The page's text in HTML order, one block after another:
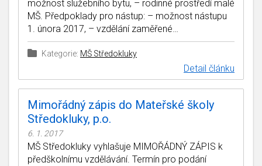
možnost služebního bytu, – rodinné prostředí malé
MŠ. Předpoklady pro nástup: – možnost nástupu
1. února 2017, – vzdělání zaměřené…
Kategorie: MŠ Středokluky
Detail článku
Mimořádný zápis do Mateřské školy
Středokluky, p.o.
6. 1. 2017
MŠ Středokluky vyhlašuje MIMOŘÁDNÝ ZÁPIS k
předškolnímu vzdělávání. Termín pro podání